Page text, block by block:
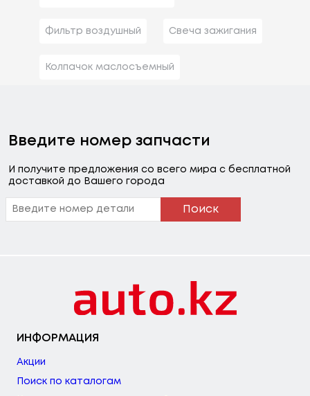
Фильтр воздушный Свеча зажигания
Колпачок маслосъемный
Введите номер запчасти
И получите предложения со всего мира с бесплатной
доставкой до Вашего города
Поиск
ИНФОРМАЦИЯ
Акции
Поиск по каталогам